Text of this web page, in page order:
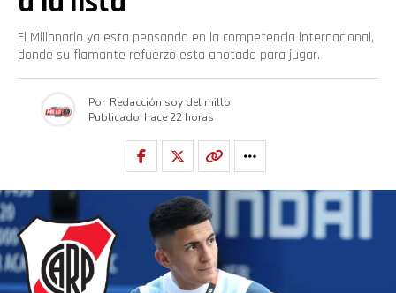
El Millonario ya esta pensando en la competencia internacional,
donde su flamante refuerzo esta anotado para jugar.
Por Redacción soy del millo
Publicado hace 22 horas